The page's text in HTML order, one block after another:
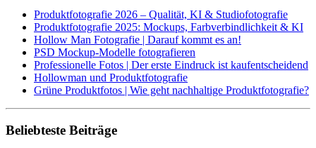
Produktfotografie 2026 – Qualität, KI & Studiofotografie
Produktfotografie 2025: Mockups, Farbverbindlichkeit & KI
Hollow Man Fotografie | Darauf kommt es an!
PSD Mockup-Modelle fotografieren
Professionelle Fotos | Der erste Eindruck ist kaufentscheidend
Hollowman und Produktfotografie
Grüne Produktfotos | Wie geht nachhaltige Produktfotografie?
Beliebteste Beiträge